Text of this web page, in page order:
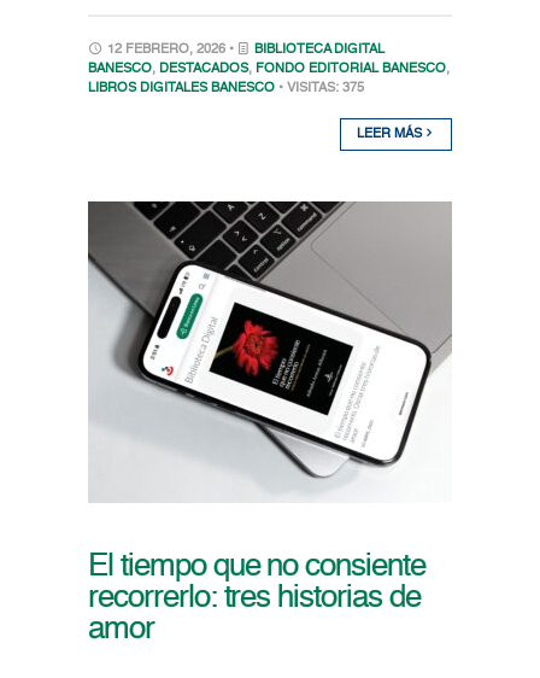
12 FEBRERO, 2026 •
BIBLIOTECA DIGITAL
BANESCO, DESTACADOS, FONDO EDITORIAL BANESCO,
LIBROS DIGITALES BANESCO • VISITAS: 375
LEER MÁS
El tiempo que no consiente
recorrerlo: tres historias de
amor